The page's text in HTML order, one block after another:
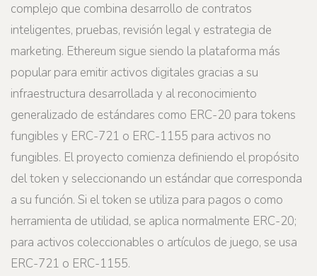
complejo que combina desarrollo de contratos
inteligentes, pruebas, revisión legal y estrategia de
marketing. Ethereum sigue siendo la plataforma más
popular para emitir activos digitales gracias a su
infraestructura desarrollada y al reconocimiento
generalizado de estándares como ERC-20 para tokens
fungibles y ERC-721 o ERC-1155 para activos no
fungibles. El proyecto comienza definiendo el propósito
del token y seleccionando un estándar que corresponda
a su función. Si el token se utiliza para pagos o como
herramienta de utilidad, se aplica normalmente ERC-20;
para activos coleccionables o artículos de juego, se usa
ERC-721 o ERC-1155.